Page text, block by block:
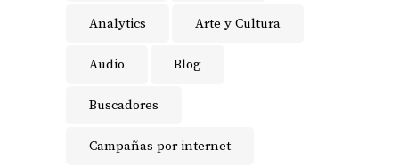
Analytics Arte y Cultura
Audio Blog
Buscadores
Campañas por internet